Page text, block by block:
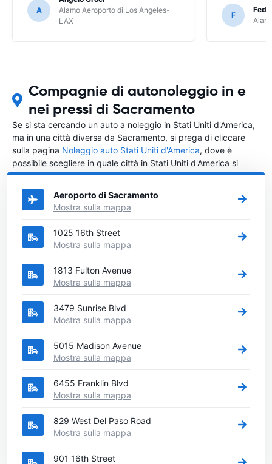
A
Alamo Aeroporto di Los Angeles-
LAX
F
Compagnie di autonoleggio in e
nei pressi di Sacramento
Se si sta cercando un auto a noleggio in Stati Uniti d'America,
ma in una città diversa da Sacramento, si prega di cliccare
sulla pagina Noleggio auto Stati Uniti d'America, dove è
possibile scegliere in quale città in Stati Uniti d'America si
vuole noleggiare l'auto.
Aeroporto di Sacramento
Mostra sulla mappa
1025 16th Street
Mostra sulla mappa
1813 Fulton Avenue
Mostra sulla mappa
3479 Sunrise Blvd
Mostra sulla mappa
5015 Madison Avenue
Mostra sulla mappa
6455 Franklin Blvd
Mostra sulla mappa
829 West Del Paso Road
Mostra sulla mappa
901 16th Street